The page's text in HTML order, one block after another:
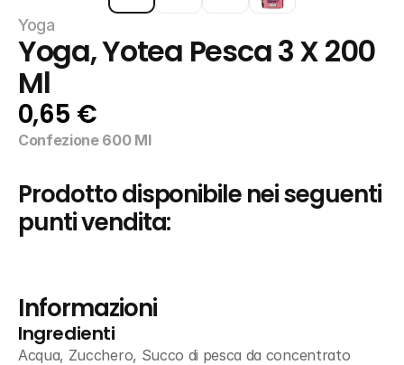
Yoga
Yoga, Yotea Pesca 3 X 200
Ml
0,65 €
Confezione 600 Ml
Prodotto disponibile nei seguenti
punti vendita:
Informazioni
Ingredienti
Acqua, Zucchero, Succo di pesca da concentrato